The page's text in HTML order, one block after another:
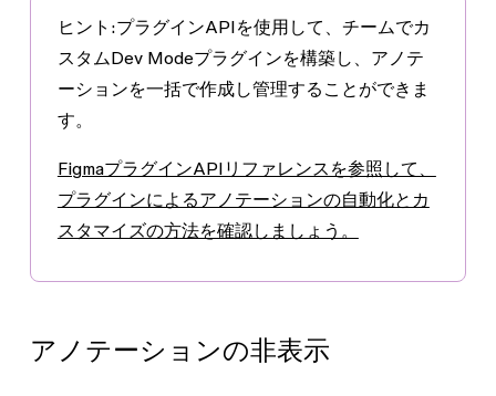
ヒント:プラグインAPIを使用して、チームでカ
スタムDev Modeプラグインを構築し、アノテ
ーションを一括で作成し管理することができま
す。
FigmaプラグインAPIリファレンスを参照して、
プラグインによるアノテーションの自動化とカ
スタマイズの方法を確認しましょう。
アノテーションの非表示